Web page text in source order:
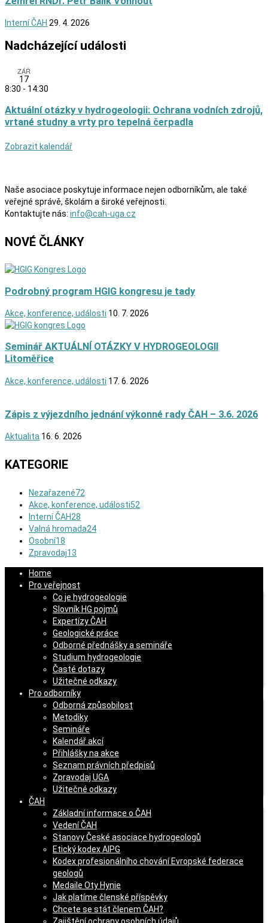
Interní ČAH 29. 4. 2026
Nadcházející události
ZÁŘ
17
8:30 - 14:30
Aktuální otázky v hydrogeologii: Ochrana vodních zdrojů,
vrtané studny a vrty pro tepelná čerpadla
Zobrazit kalendář
Naše asociace poskytuje informace nejen odborníkům, ale také
veřejné správě, školám a široké veřejnosti.
Kontaktujte nás: info@cah-uga.cz
NOVÉ ČLÁNKY
Podrobný program HGIG kongresu je tady
Akce, konference, události 10. 7. 2026
Seminář AKTUÁLNÍ OTÁZKY V HYDROGEOLOGII
Litoměřice
Akce, konference, události 17. 6. 2026
Zápis z výjezdního jednání výkonné rady ČAH – 3.6. 2026
Aktualita 16. 6. 2026
KATEGORIE
Nezařazené72
Akce, konference, události52
Interní ČAH28
Valná hromada24
Osobní18
Zpravodaj13
Home
Pro veřejnost
Co je hydrogeologie
Slovník HG pojmů
Expertízy ČAH
Geologické práce
Odborné přednášky a semináře
Studium hydrogeologie
Časté dotazy
Užitečné odkazy
Pro odborníky
Odborná způsobilost
Metodiky
Semináře
Kalendář akcí
Přihlášky na akce
Seznam právních předpisů
Zpravodaj UGA
Užitečné odkazy
ČAH
Základní informace o ČAH
Vedení ČAH
Stanovy České asociace hydrogeologů
Etický kodex AIPG
Kodex profesionálního chování Evropské federace
geologů
Medaile Oty Hynie
Jak platíme členské příspěvky
Chcete se stát členem ČAH?
Zajištění ochrany osobních údajů